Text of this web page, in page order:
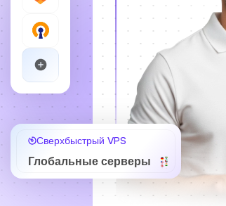
Сверхбыстрый VPS
Глобальные серверы